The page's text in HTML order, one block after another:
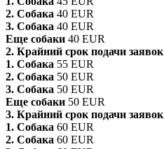
2. Собака 40 EUR
3. Собака 40 EUR
Еще собаки 40 EUR
2. Крайний срок подачи заявок
1. Собака 55 EUR
2. Собака 50 EUR
3. Собака 50 EUR
Еще собаки 50 EUR
3. Крайний срок подачи заявок
1. Собака 60 EUR
2. Собака 60 EUR